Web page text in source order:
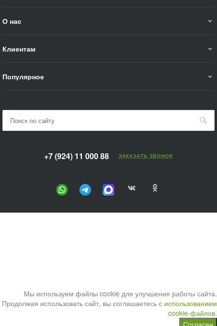
О нас
Клиентам
Популярное
+7 (924) 11 000 88 ЗАКАЗАТЬ ЗВОНОК
Мы используем файлы cookie для улучшения работы сайта.
Продолжая использовать сайт, вы соглашаетесь с использованием
cookie-файлов.
Согласен